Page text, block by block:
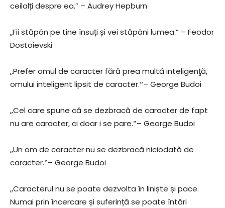
ceilalți despre ea.” – Audrey Hepburn
„Fii stăpân pe tine însuți și vei stăpâni lumea.” – Feodor
Dostoievski
,,Prefer omul de caracter fără prea multă inteligenţă,
omului inteligent lipsit de caracter.ˮ– George Budoi
,,Cel care spune că se dezbracă de caracter de fapt
nu are caracter, ci doar i se pare.ˮ– George Budoi
,,Un om de caracter nu se dezbracă niciodată de
caracter.ˮ– George Budoi
,,Caracterul nu se poate dezvolta în liniște și pace.
Numai prin încercare și suferință se poate întări